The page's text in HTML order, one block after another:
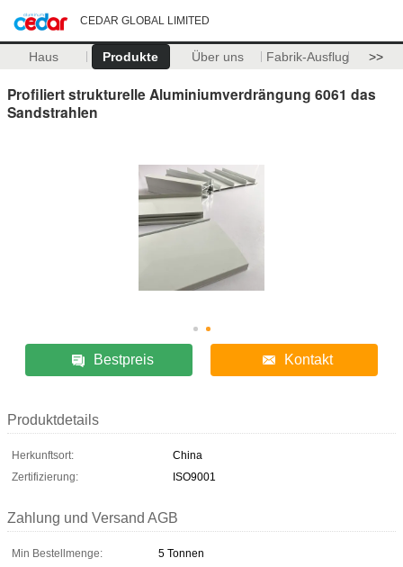
CEDAR GLOBAL LIMITED
Haus Produkte Über uns Fabrik-Ausflug >>
Profiliert strukturelle Aluminiumverdrängung 6061 das
Sandstrahlen
Bestpreis Kontakt
Produktdetails
Herkunftsort:
China
Zertifizierung:
ISO9001
Zahlung und Versand AGB
Min Bestellmenge:
5 Tonnen